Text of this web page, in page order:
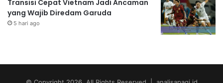
Transisi Cepat Vietnam Jadi Ancaman
yang Wajib Diredam Garuda
5 hari ago